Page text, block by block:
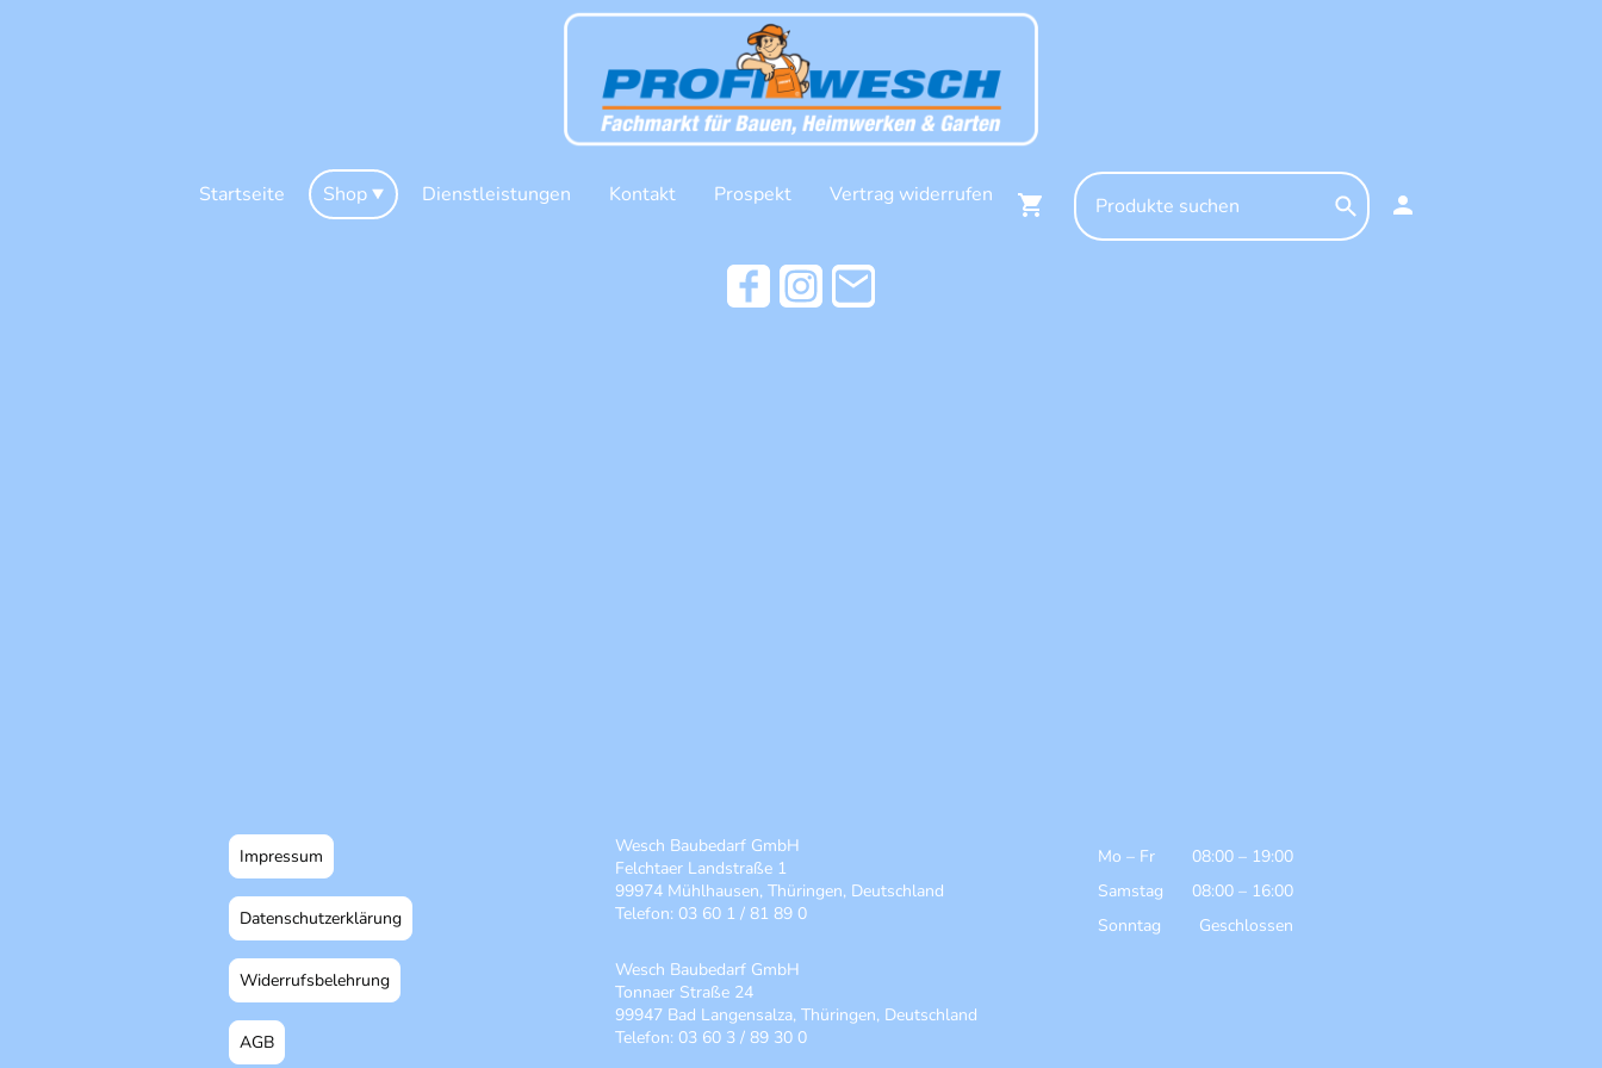
Startseite Shop Dienstleistungen Kontakt Prospekt Vertrag widerrufen
Impressum Mo – Fr 08:00 – 19:00
Samstag
08:00 – 16:00
Sonntag
Geschlossen
AGB
Datenschutzerklärung
Widerrufsbelehrung
Wesch Baubedarf GmbH
Felchtaer Landstraße 1
99974 Mühlhausen, Thüringen, Deutschland
Telefon: 03 60 1 / 81 89 0
Wesch Baubedarf GmbH
Tonnaer Straße 24
99947 Bad Langensalza, Thüringen, Deutschland
Telefon: 03 60 3 / 89 30 0